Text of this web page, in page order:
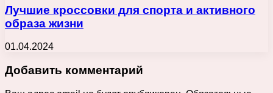
Лучшие кроссовки для спорта и активного
образа жизни
01.04.2024
Добавить комментарий